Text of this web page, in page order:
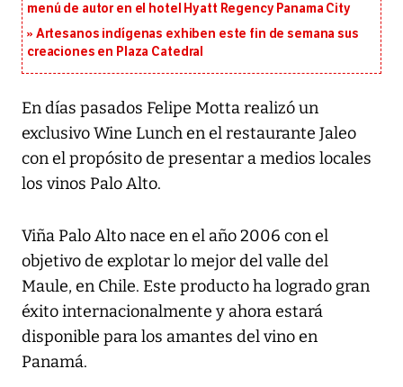
menú de autor en el hotel Hyatt Regency Panama City
Artesanos indígenas exhiben este fin de semana sus
creaciones en Plaza Catedral
En días pasados Felipe Motta realizó un
exclusivo Wine Lunch en el restaurante Jaleo
con el propósito de presentar a medios locales
los vinos Palo Alto.
Viña Palo Alto nace en el año 2006 con el
objetivo de explotar lo mejor del valle del
Maule, en Chile. Este producto ha logrado gran
éxito internacionalmente y ahora estará
disponible para los amantes del vino en
Panamá.